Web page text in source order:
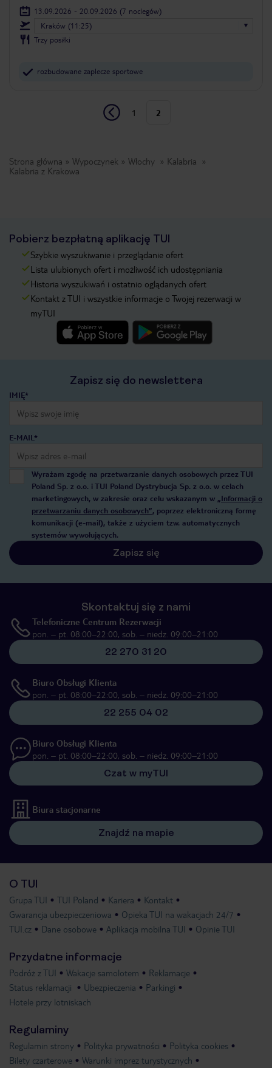
13.09.2026 - 20.09.2026 (7 noclegów)
Kraków (11:25)
Trzy posiłki
rozbudowane zaplecze sportowe
1 2
Strona główna Wypoczynek Włochy
Kalabria
Kalabria z Krakowa
Pobierz bezpłatną aplikację TUI
Szybkie wyszukiwanie i przeglądanie ofert
Lista ulubionych ofert i możliwość ich udostępniania
Historia wyszukiwań i ostatnio oglądanych ofert
Kontakt z TUI i wszystkie informacje o Twojej rezerwacji w
myTUI
Zapisz się do newslettera
IMIĘ*
E-MAIL*
Wyrażam zgodę na przetwarzanie danych osobowych przez TUI
Poland Sp. z o.o. i TUI Poland Dystrybucja Sp. z o.o. w celach
marketingowych, w zakresie oraz celu wskazanym w „Informacji o
przetwarzaniu danych osobowych”, poprzez elektroniczną formę
komunikacji (e-mail), także z użyciem tzw. automatycznych
systemów wywołujących.
Zapisz się
Skontaktuj się z nami
Telefoniczne Centrum Rezerwacji
pon. – pt. 08:00–22:00, sob. – niedz. 09:00–21:00
22 270 31 20
Biuro Obsługi Klienta
pon. – pt. 08:00–22:00, sob. – niedz. 09:00–21:00
22 255 04 02
Biuro Obsługi Klienta
pon. – pt. 08:00–22:00, sob. – niedz. 09:00–21:00
Czat w myTUI
Biura stacjonarne
Znajdź na mapie
O TUI
Grupa TUI TUI Poland Kariera
Kontakt
Gwarancja ubezpieczeniowa
Opieka TUI na wakacjach 24/7
TUI.cz
Dane osobowe Aplikacja mobilna TUI Opinie TUI
Przydatne informacje
Podróż z TUI Wakacje samolotem
Reklamacje
Status reklamacji
Ubezpieczenia
Parkingi
Hotele przy lotniskach
Regulaminy
Regulamin strony Polityka prywatności
Polityka cookies
Bilety czarterowe
Warunki imprez turystycznych